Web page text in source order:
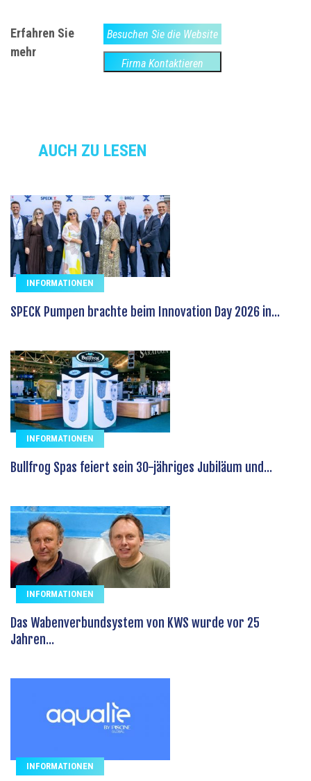
Erfahren Sie
mehr
Besuchen Sie die Website
Firma Kontaktieren
AUCH ZU LESEN
INFORMATIONEN
SPECK Pumpen brachte beim Innovation Day 2026 in...
INFORMATIONEN
Bullfrog Spas feiert sein 30-jähriges Jubiläum und...
INFORMATIONEN
Das Wabenverbundsystem von KWS wurde vor 25
Jahren...
INFORMATIONEN